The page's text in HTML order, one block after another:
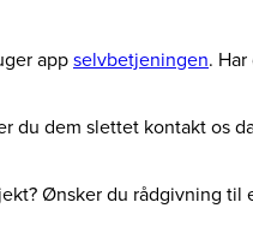
app selvbetjeningen.
du dem slettet kontakt os
Ønsker du rådgivning